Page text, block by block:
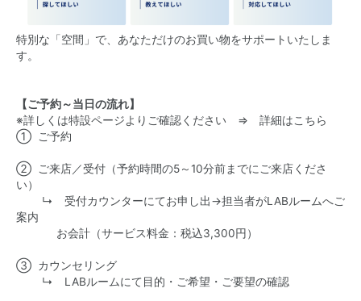
特別な「空間」で、あなただけのお買い物をサポートいたしま
す。
【ご予約～当日の流れ】
※詳しくは特設ページよりご確認ください ⇒ 詳細はこちら
① ご予約​
② ご来店／受付​（予約時間の5～10分前までにご来店くださ
い）
↳ 受付カウンターにてお申し出→担当者がLABルームへご
案内
お会計（サービス料金：税込3,300円）​
③ カウンセリング​
↳ LABルームにて目的・ご希望・ご要望の確認